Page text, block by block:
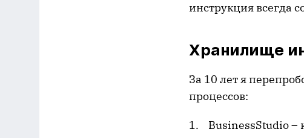
инструкция всегда
Хранилище
За 10 лет я
процессов:
1. BusinessStudio –